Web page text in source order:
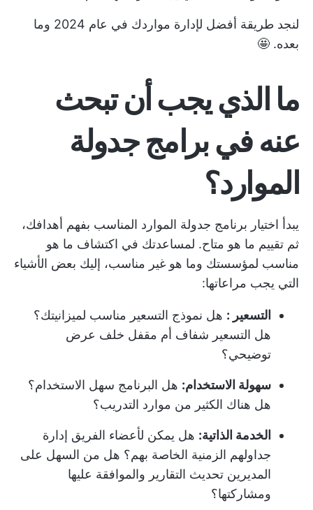
لنجد طريقة أفضل لإدارة مواردك في عام 2024 وما
بعده. 🤩
ما الذي يجب أن تبحث
عنه في برامج جدولة
الموارد؟
يبدأ اختيار برنامج جدولة الموارد المناسب بفهم أهدافك،
ثم تقييم ما هو متاح. لمساعدتك في اكتشاف ما هو
مناسب لمؤسستك وما هو غير مناسب، إليك بعض الأشياء
التي يجب مراعاتها:
التسعير : هل نموذج التسعير مناسب لميزانيتك؟
هل التسعير شفاف أم مقفل خلف عرض
توضيحي؟
سهولة الاستخدام: هل البرنامج سهل الاستخدام؟
هل هناك الكثير من موارد التدريب؟
الخدمة الذاتية: هل يمكن لأعضاء الفريق إدارة
جداولهم الزمنية الخاصة بهم؟ هل من السهل على
المديرين تحديث التقارير والموافقة عليها
ومشاركتها؟